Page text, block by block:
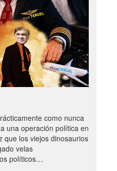
como nunca
una operación política en
que los viejos dinosaurios
velas
políticos…